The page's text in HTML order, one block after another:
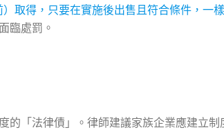
取得，只要在實施後出售且符合條件，一
臨處罰。
「法律債」。律師建議家族企業應建立制